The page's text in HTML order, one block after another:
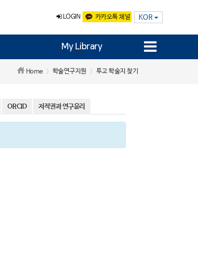
LOGIN 카카오톡 채널 KOR
My Library
Home 학술연구지원 투고 학술지 찾기
ORCID 저작권과 연구윤리